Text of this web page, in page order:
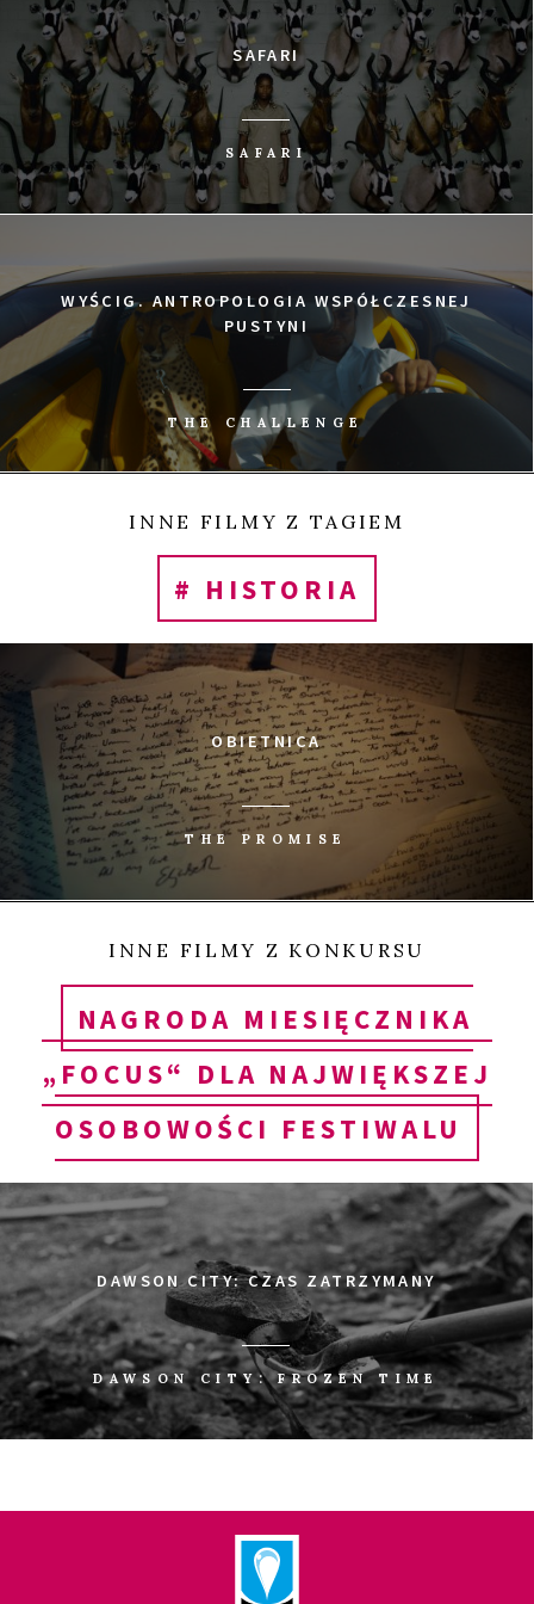
SAFARI
SAFARI
WYŚCIG. ANTROPOLOGIA WSPÓŁCZESNEJ
PUSTYNI
THE CHALLENGE
INNE FILMY Z TAGIEM
# HISTORIA
OBIETNICA
THE PROMISE
INNE FILMY Z KONKURSU
NAGRODA MIESIĘCZNIKA
„FOCUS“ DLA NAJWIĘKSZEJ
OSOBOWOŚCI FESTIWALU
DAWSON CITY: CZAS ZATRZYMANY
DAWSON CITY: FROZEN TIME